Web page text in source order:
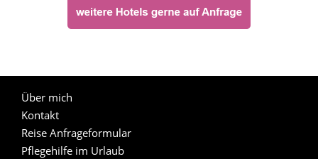
Über mich
Kontakt
Reise Anfrageformular
Pflegehilfe im Urlaub